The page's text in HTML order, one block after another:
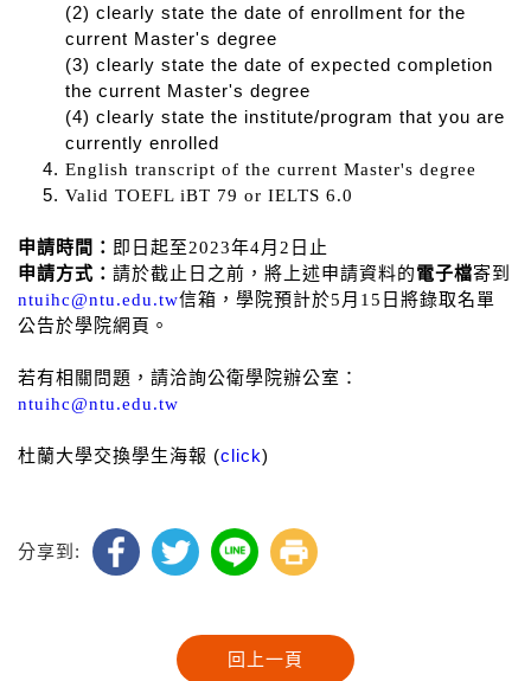
(2) clearly state the date of enrollment for the
current Master's degree
(3) clearly state the date of expected completion
the current Master's degree
(4) clearly state the institute/program that you are
currently enrolled
English transcript of the current Master's degree
Valid TOEFL iBT 79 or IELTS 6.0
申請時間： 即日起至2023年4月 2 日止
申請方式： 請於截止日之前，將上述申請資料的電子檔寄到
ntuihc@ntu.edu.tw信箱，學院預計於5 月 15 日將錄取名單
公告於學院網頁。
若有相關問題，請洽詢公衛學院辦公室：
ntuihc@ntu.edu.tw
杜蘭大學交換學生海報 (click)
分享到: